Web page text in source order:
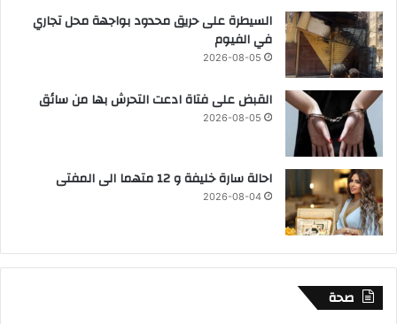
السيطرة على حريق محدود بواجهة محل تجاري
في الفيوم
2026-08-05
القبض على فتاة ادعت التحرش بها من سائق
2026-08-05
احالة سارة خليفة و 12 متهما الى المفتى
2026-08-04
صحة